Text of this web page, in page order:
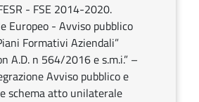
- FSE 2014-2020.
Europeo - Avviso pubblico
Formativi Aziendali”
A.D. n 564/2016 e s.m.i.” –
Avviso pubblico e
schema atto unilaterale